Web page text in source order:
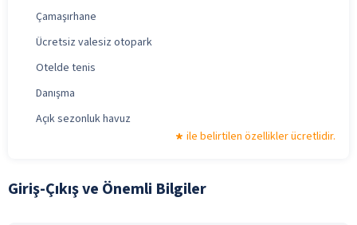
Çamaşırhane
Ücretsiz valesiz otopark
Otelde tenis
Danışma
Açık sezonluk havuz
ile belirtilen özellikler ücretlidir.
Giriş-Çıkış ve Önemli Bilgiler